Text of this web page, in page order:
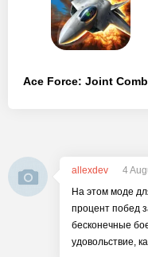
Ace Force: Joint
allexdev
4
На этом моде
процент побед
бесконечные
удовольствие,